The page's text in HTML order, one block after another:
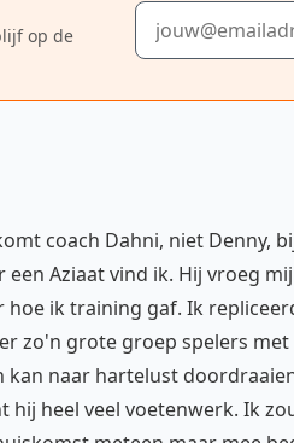
op de
E-mailadres
coach Dahni, niet Denny,
een Aziaat vind ik. Hij vroeg
hoe ik training gaf. Ik
zo'n grote groep spelers
kan naar hartelust
heel veel voetenwerk. Ik